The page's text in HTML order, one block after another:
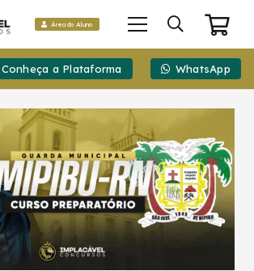
Área do Aluno
Conheça a Plataforma WhatsApp